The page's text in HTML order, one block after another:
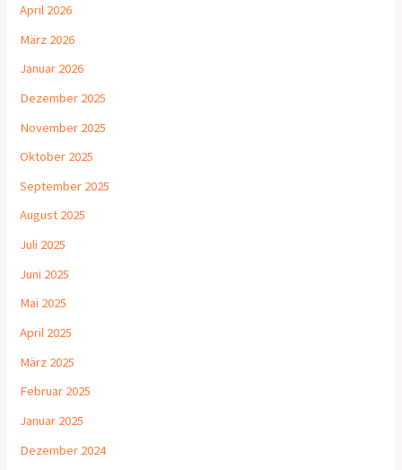
April 2026
März 2026
Januar 2026
Dezember 2025
November 2025
Oktober 2025
September 2025
August 2025
Juli 2025
Juni 2025
Mai 2025
April 2025
März 2025
Februar 2025
Januar 2025
Dezember 2024